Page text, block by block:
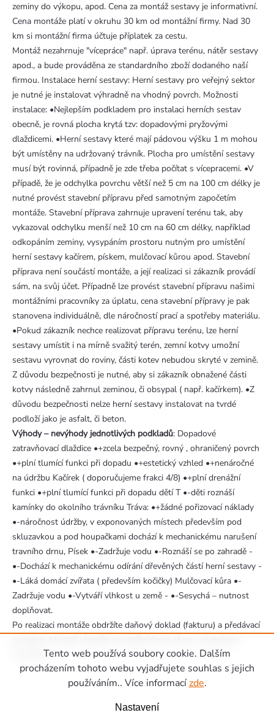
Tento web používá soubory cookie. Dalším
procházením tohoto webu vyjadřujete souhlas s jejich
používáním.. Více informacízde.
Nastavení
zeminy do výkopu, apod. Cena za montáž sestavy je informativní.
Cena montáže platí v okruhu 30 km od montážní firmy. Nad 30
km si montážní firma účtuje příplatek za cestu.
Montáž nezahrnuje "vícepráce" např. úprava terénu, nátěr sestavy
apod., a bude prováděna ze standardního zboží dodaného naší
firmou. Instalace herní sestavy: Herní sestavy pro veřejný sektor
je nutné je instalovat výhradně na vhodný povrch. Možnosti
instalace: •Nejlepším podkladem pro instalaci herních sestav
obecně, je rovná plocha krytá tzv: dopadovými pryžovými
dlaždicemi. •Herní sestavy které mají pádovou výšku 1 m mohou
být umístěny na udržovaný trávník. Plocha pro umístění sestavy
musí být rovinná, případně je zde třeba počítat s vícepracemi. •V
případě, že je odchylka povrchu větší než 5 cm na 100 cm délky je
nutné provést stavební přípravu před samotným započetím
montáže. Stavební příprava zahrnuje upravení terénu tak, aby
vykazoval odchylku menší než 10 cm na 60 cm délky, například
odkopáním zeminy, vysypáním prostoru nutným pro umístění
herní sestavy kačírem, pískem, mulčovací kůrou apod. Stavební
příprava není součástí montáže, a její realizaci si zákazník provádí
sám, na svůj účet. Případně lze provést stavební přípravu našimi
montážními pracovníky za úplatu, cena stavební přípravy je pak
stanovena individuálně, dle náročností prací a spotřeby materiálu.
•Pokud zákazník nechce realizovat přípravu terénu, lze herní
sestavy umístit i na mírně svažitý terén, zemní kotvy umožní
sestavu vyrovnat do roviny, části kotev nebudou skryté v zemině.
Z důvodu bezpečnosti je nutné, aby si zákazník obnažené části
kotvy následně zahrnul zeminou, či obsypal ( např. kačírkem). •Z
důvodu bezpečnosti nelze herní sestavy instalovat na tvrdé
podloží jako je asfalt, či beton.
Výhody – nevýhody jednotlivých podkladů: Dopadové
zatravňovací dlaždice •+zcela bezpečný, rovný , ohraničený povrch
•+plní tlumící funkci při dopadu •+estetický vzhled •+nenáročné
na údržbu Kačírek ( doporučujeme frakci 4/8) •+plní drenážní
funkci •+plní tlumící funkci při dopadu dětí T •-děti roznáší
kamínky do okolního trávníku Tráva: •+žádné pořizovací náklady
•-náročnost údržby, v exponovaných místech především pod
skluzavkou a pod houpačkami dochází k mechanickému narušení
travního drnu, Písek •-Zadržuje vodu •-Roznáší se po zahradě -
•-Dochází k mechanickému odírání dřevěných částí herní sestavy -
•-Láká domácí zvířata ( především kočičky) Mulčovací kůra •-
Zadržuje vodu •-Vytváří vlhkost u země - •-Sesychá – nutnost
doplňovat.
Po realizaci montáže obdržíte daňový doklad (fakturu) a předávací
montáže.
Zápatí